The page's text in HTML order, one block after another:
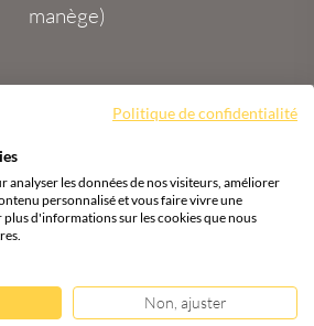
manège)
Agence BDOR ®
Cours or, achat
Politique de confidentialité
analyser les données de nos visiteurs, améliorer
personnalisé et vous faire vivre une
d'informations sur les cookies que nous
Non, ajuster